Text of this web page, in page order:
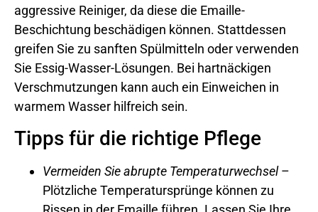
aggressive Reiniger, da diese die Emaille-
Beschichtung beschädigen können. Stattdessen
greifen Sie zu sanften Spülmitteln oder verwenden
Sie Essig-Wasser-Lösungen. Bei hartnäckigen
Verschmutzungen kann auch ein Einweichen in
warmem Wasser hilfreich sein.
Tipps für die richtige Pflege
Vermeiden Sie abrupte Temperaturwechsel–
Plötzliche Temperatursprünge können zu